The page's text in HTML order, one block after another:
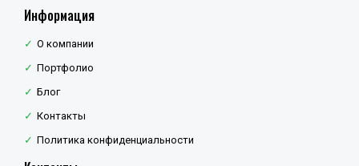
Информация
О компании
Портфолио
Блог
Контакты
Политика конфиденциальности